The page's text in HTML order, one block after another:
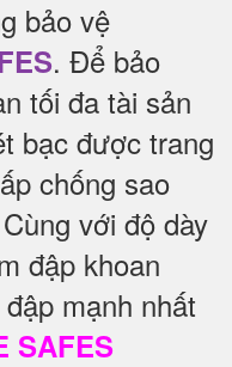
bảo vệ
. Để bảo
tối đa tài sản
bạc được trang
chống sao
với độ dày
đập khoan
mạnh nhất
SAFES